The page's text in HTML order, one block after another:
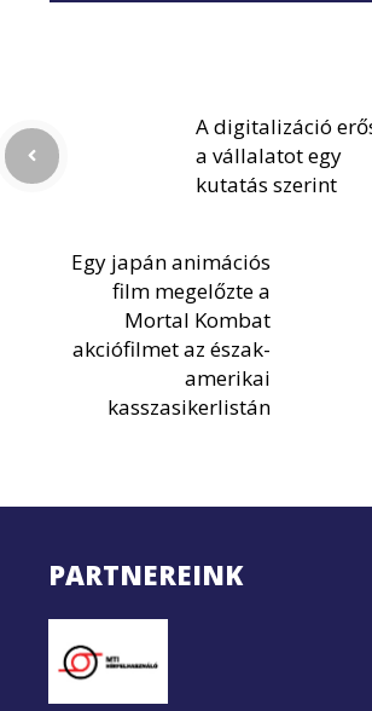
A digitalizáció
a vállalatot egy
kutatás szerint
Egy japán animációs
film megelőzte a
Mortal Kombat
akciófilmet az észak-
amerikai
kasszasikerlistán
PARTNEREINK